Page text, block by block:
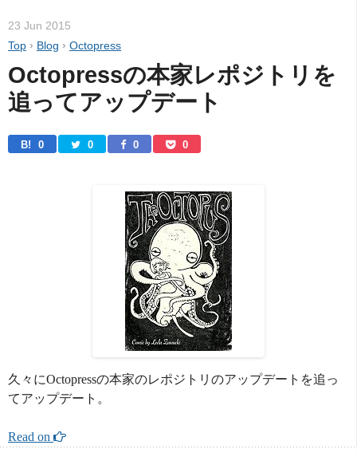
23 Jun 2015
Top › Blog › Octopress
Octopressの本家レポジトリを
追ってアップデート
B! 0 0 0 0
久々にOctopressの本家のレポジトリのアップデートを追っ
てアップデート。
Read on